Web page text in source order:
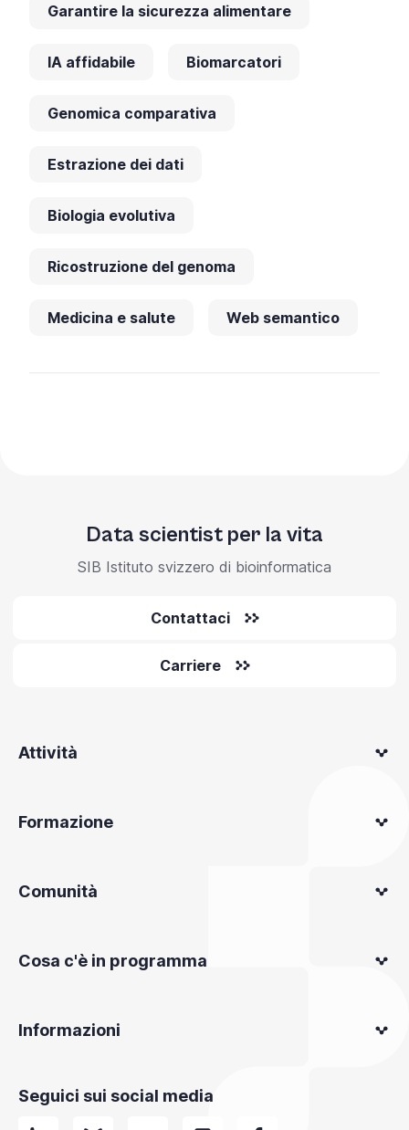
Garantire la sicurezza alimentare
IA affidabile Biomarcatori
Genomica comparativa
Estrazione dei dati
Biologia evolutiva
Ricostruzione del genoma
Medicina e salute Web semantico
Data scientist per la vita
SIB Istituto svizzero di bioinformatica
Contattaci
Carriere
Attività
Formazione
Comunità
Cosa c'è in programma
Informazioni
Seguici sui social media